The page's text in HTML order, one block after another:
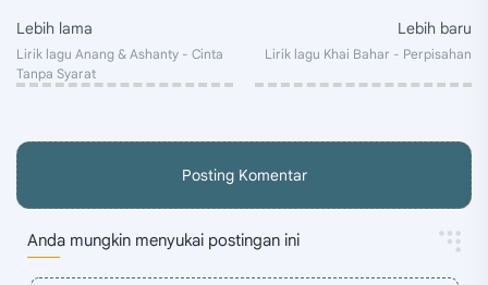
Posting Komentar
Anda mungkin menyukai postingan ini